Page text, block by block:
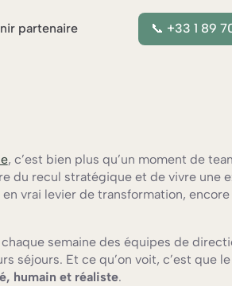
partenaire 📞 +33 1 89
, c’est bien plus qu’un moment de
du recul stratégique et de vivre une
vrai levier de transformation,
semaine des équipes de
séjours. Et ce qu’on voit, c’est que
humain et réaliste.